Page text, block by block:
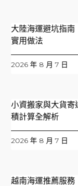
大陸海運避坑指
實用做法
2026 年 8 月 7 日
小資搬家與大貨
積計算全解析
2026 年 8 月 7 日
越南海運推薦服務